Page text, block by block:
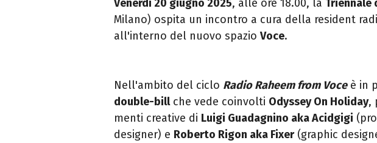
Venerdì 20 giugno 2025, alle ore 18.00, la Triennale
Milano) ospita un incontro a cura della resident
all'interno del nuovo spazio Voce.
Nell'ambito del ciclo Radio Raheem from Voceè in
double-billche vede coinvolti Odyssey On Holiday,
menti creative di Luigi Guadagnino aka Acidgigi
designer) e Roberto Rigon aka Fixer(graphic